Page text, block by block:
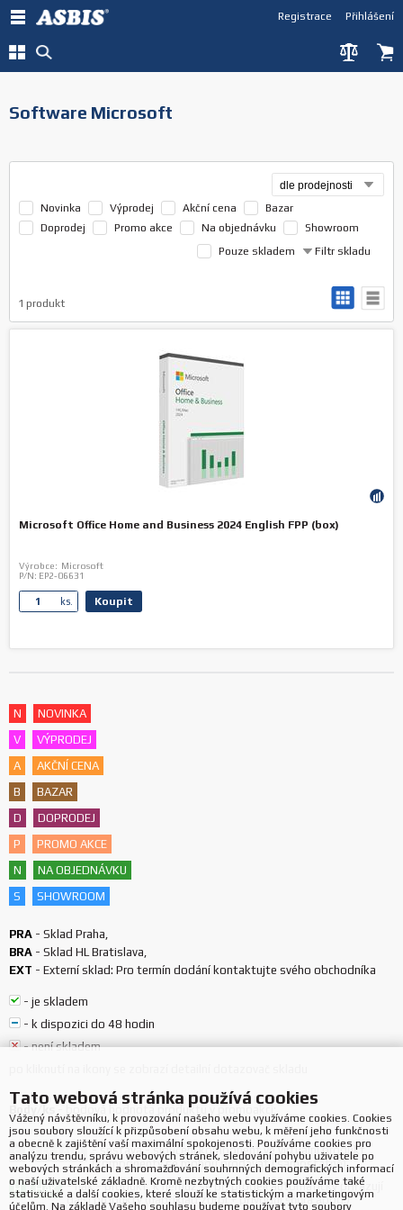
Přihlášení
Registrace
Software Microsoft
Novinka Výprodej Akční cena
Bazar
Doprodej
Promo akce Na objednávku
Showroom
Filtr skladu
Pouze skladem
1 produkt
Microsoft Office Home and Business 2024 English FPP (box)
Výrobce: Microsoft
P/N: EP2-06631
ks. Koupit
N
NOVINKA
V
VÝPRODEJ
A
AKČNÍ CENA
B
BAZAR
D
DOPRODEJ
P
PROMO AKCE
N
NA OBJEDNÁVKU
S
SHOWROOM
PRA - Sklad Praha,
BRA - Sklad HL Bratislava,
EXT - Externí sklad: Pro termín dodání kontaktujte svého obchodníka
- je skladem
- k dispozici do 48 hodin
-není skladem
bodová hodnota produktu v promoakci;
S SESTAVA -sestava - sloučení komponent ve virtuální produkt,
(komponenty se mohou prodávat i samostatně)
H HÁK -hák - produkt, k němuž se při prodeji automaticky přiřazují
další produkty (například zdroj + přívodní šňůra apod.)
Tato webová stránka používá cookies
Vážený návštěvníku, k provozování našeho webu využíváme cookies. Cookies
jsou soubory sloužící k přizpůsobení obsahu webu, k měření jeho funkčnosti
a obecně k zajištění vaší maximální spokojenosti. Používáme cookies pro
analýzu trendu, správu webových stránek, sledování pohybu uživatele po
webových stránkách a shromažďování souhrnných demografických informací
o naší uživatelské základně. Kromě nezbytných cookies používáme také
statistické a další cookies, které slouží ke statistickým a marketingovým
účelům. Na základě Vašeho souhlasu budeme používat tyto soubory